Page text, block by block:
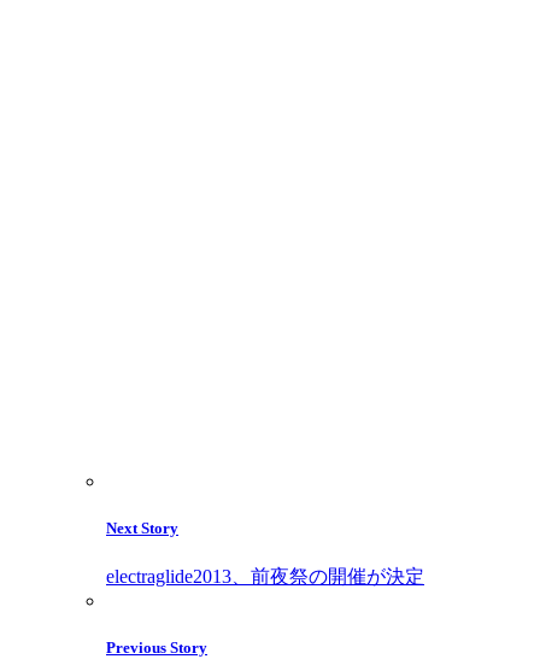
Next Story
electraglide2013、前夜祭の開催が決定
Previous Story